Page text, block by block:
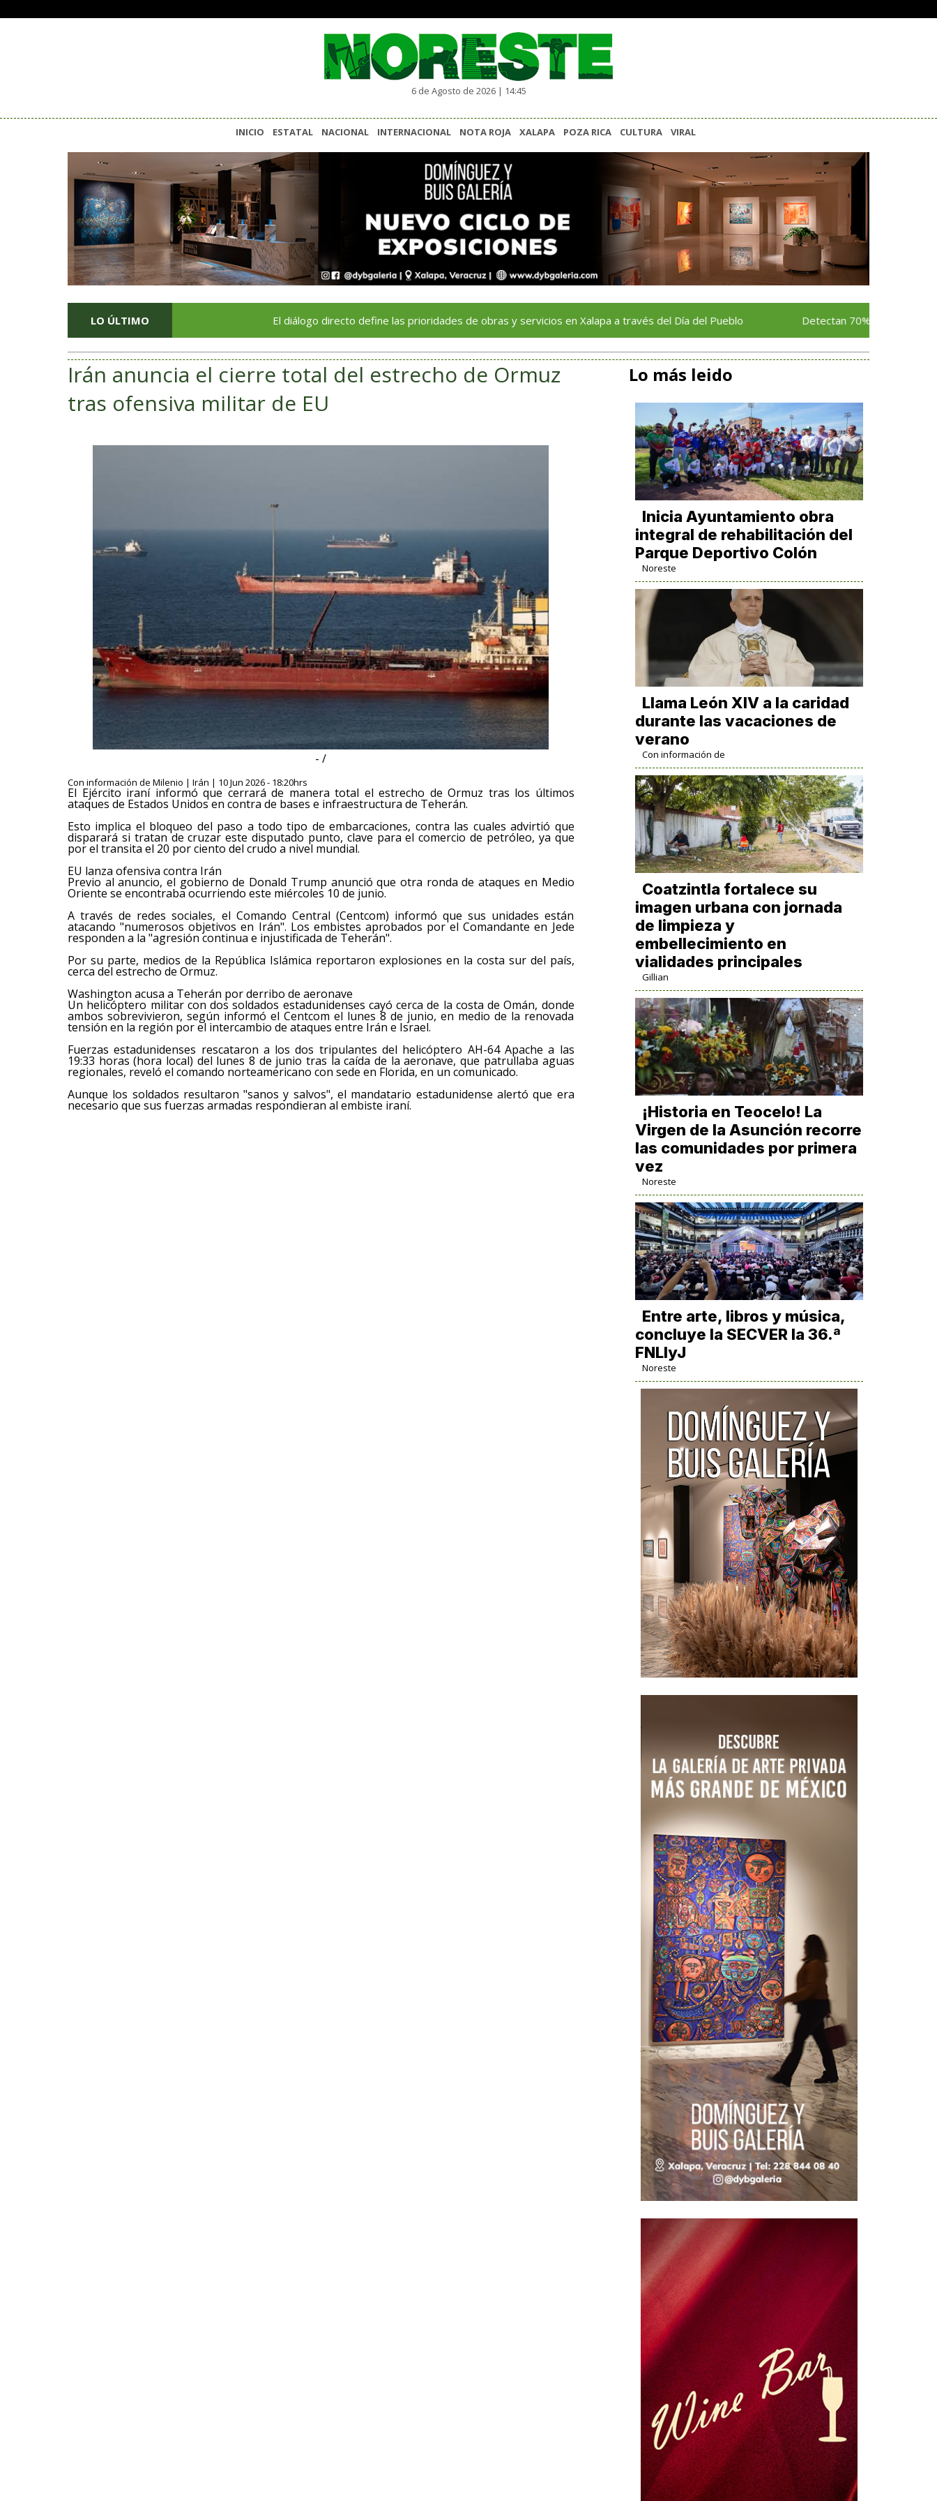
6 de Agosto de 2026 | 14:45
INICIO ESTATAL NACIONAL INTERNACIONAL NOTA ROJA XALAPA POZA RICA CULTURA VIRAL
LO ÚLTIMO El diálogo directo define las prioridades de obras y servicios en Xalapa a través del Día del Pueblo Detectan 70% de casos de cáncer
Irán anuncia el cierre total del estrecho de Ormuz
tras ofensiva militar de EU
- /
Con información de Milenio | Irán | 10 Jun 2026 - 18:20hrs
El Ejército iraní informó que cerrará de manera total el estrecho de Ormuz tras los últimos
ataques de Estados Unidos en contra de bases e infraestructura de Teherán.
Esto implica el bloqueo del paso a todo tipo de embarcaciones, contra las cuales advirtió que
disparará si tratan de cruzar este disputado punto, clave para el comercio de petróleo, ya que
por el transita el 20 por ciento del crudo a nivel mundial.
EU lanza ofensiva contra Irán
Previo al anuncio, el gobierno de Donald Trump anunció que otra ronda de ataques en Medio
Oriente se encontraba ocurriendo este miércoles 10 de junio.
A través de redes sociales, el Comando Central (Centcom) informó que sus unidades están
atacando "numerosos objetivos en Irán". Los embistes aprobados por el Comandante en Jede
responden a la "agresión continua e injustificada de Teherán".
Por su parte, medios de la República Islámica reportaron explosiones en la costa sur del país,
cerca del estrecho de Ormuz.
Washington acusa a Teherán por derribo de aeronave
Un helicóptero militar con dos soldados estadunidenses cayó cerca de la costa de Omán, donde
ambos sobrevivieron, según informó el Centcom el lunes 8 de junio, en medio de la renovada
tensión en la región por el intercambio de ataques entre Irán e Israel.
Fuerzas estadunidenses rescataron a los dos tripulantes del helicóptero AH-64 Apache a las
19:33 horas (hora local) del lunes 8 de junio tras la caída de la aeronave, que patrullaba aguas
regionales, reveló el comando norteamericano con sede en Florida, en un comunicado.
Aunque los soldados resultaron "sanos y salvos", el mandatario estadunidense alertó que era
necesario que sus fuerzas armadas respondieran al embiste iraní.
Lo más leido
Inicia Ayuntamiento obra
integral de rehabilitación del
Parque Deportivo Colón
Noreste
Llama León XIV a la caridad
durante las vacaciones de
verano
Con información de
Coatzintla fortalece su
imagen urbana con jornada
de limpieza y
embellecimiento en
vialidades principales
Gillian
​¡Historia en Teocelo! La
Virgen de la Asunción recorre
las comunidades por primera
vez
Noreste
Entre arte, libros y música,
concluye la SECVER la 36.ª
FNLIyJ
Noreste